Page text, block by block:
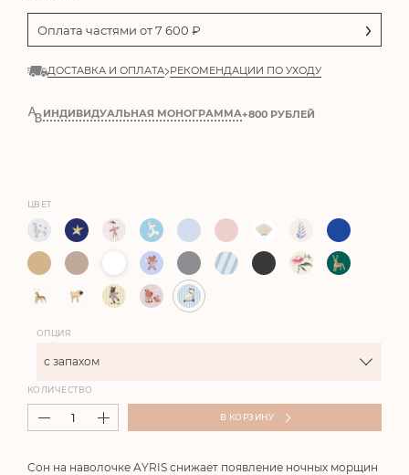
Оплата частями от7 600 ₽
ДОСТАВКА И ОПЛАТА РЕКОМЕНДАЦИИ ПО УХОДУ
ИНДИВИДУАЛЬНАЯ МОНОГРАММА+800 РУБЛЕЙ
Сон на наволочке AYRIS снижает появление ночных морщин
ЦВЕТ
ОПЦИЯ
с запахом
КОЛИЧЕСТВО
В КОРЗИНУ